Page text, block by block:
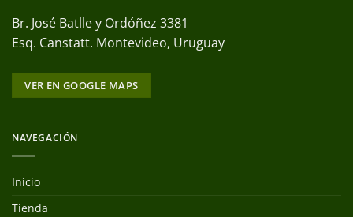
Br. José Batlle y Ordóñez 3381
Esq. Canstatt. Montevideo, Uruguay
VER EN GOOGLE MAPS
NAVEGACIÓN
Inicio
Tienda